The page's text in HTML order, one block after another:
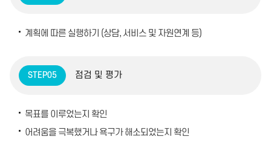
계획에 따른 실행하기 (상담, 서비스 및 자원연계 등)
STEP05 점검 및 평가
목표를 이루었는지 확인
어려움을 극복했거나 욕구가 해소되었는지 확인